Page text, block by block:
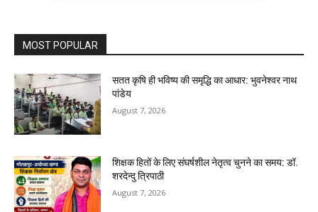
MOST POPULAR
सतत कृषि ही भविष्य की समृद्धि का आधार: भुवनेश्वर नाथ
पांडेय
August 7, 2026
शिक्षक हितों के लिए संघर्षशील नेतृत्व चुनने का समय: डॉ.
शरदेन्दु त्रिपाठी
August 7, 2026